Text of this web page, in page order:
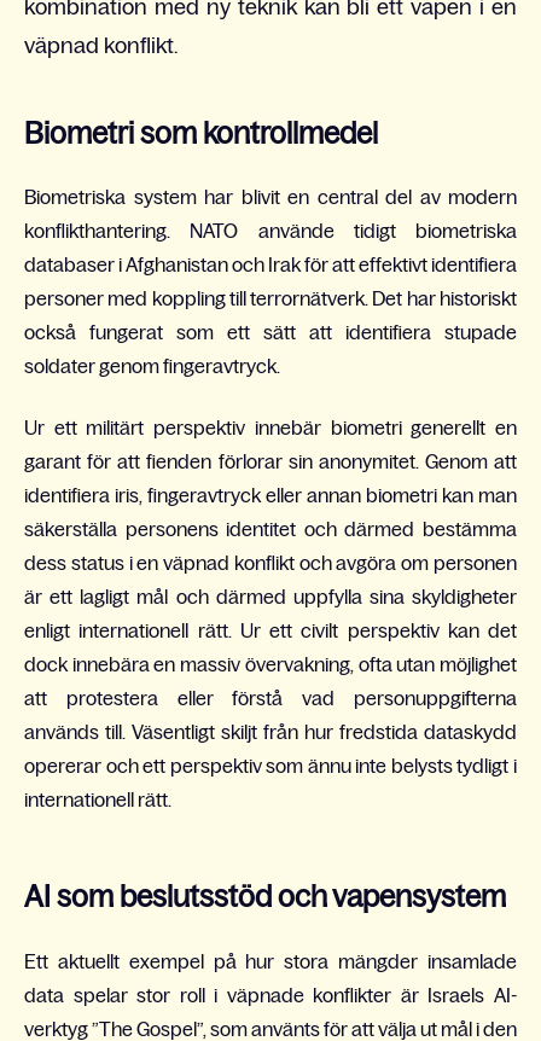
kombination med ny teknik kan bli ett vapen i en
väpnad konflikt.
Biometri som kontrollmedel
Biometriska system har blivit en central del av modern
konflikthantering. NATO använde tidigt biometriska
databaser i Afghanistan och Irak för att effektivt identifiera
personer med koppling till terrornätverk. Det har historiskt
också fungerat som ett sätt att identifiera stupade
soldater genom fingeravtryck.
Ur ett militärt perspektiv innebär biometri generellt en
garant för att fienden förlorar sin anonymitet. Genom att
identifiera iris, fingeravtryck eller annan biometri kan man
säkerställa personens identitet och därmed bestämma
dess status i en väpnad konflikt och avgöra om personen
är ett lagligt mål och därmed uppfylla sina skyldigheter
enligt internationell rätt. Ur ett civilt perspektiv kan det
dock innebära en massiv övervakning, ofta utan möjlighet
att protestera eller förstå vad personuppgifterna
används till. Väsentligt skiljt från hur fredstida dataskydd
opererar och ett perspektiv som ännu inte belysts tydligt i
internationell rätt.
AI som beslutsstöd och vapensystem
Ett aktuellt exempel på hur stora mängder insamlade
data spelar stor roll i väpnade konflikter är Israels AI-
verktyg ”The Gospel”, som använts för att välja ut mål i den